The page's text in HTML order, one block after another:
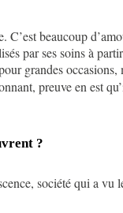
beaucoup
par ses soins à
grandes
preuve en est
?
société qui a